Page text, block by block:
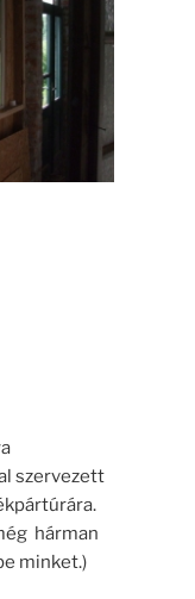
szervezett
hárman
minket.)